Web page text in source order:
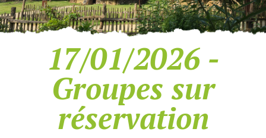
17/01/2026 -
Groupes sur
réservation